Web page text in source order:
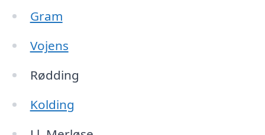
Gram
Vojens
Rødding
Kolding